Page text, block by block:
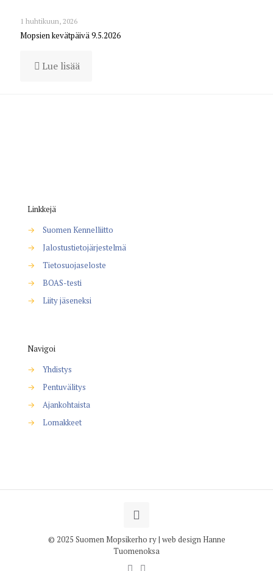
1 huhtikuun, 2026
Mopsien kevätpäivä 9.5.2026
Lue lisää
Linkkejä
→
Suomen Kennelliitto
→
Jalostustietojärjestelmä
→
Tietosuojaseloste
→
BOAS-testi
→
Liity jäseneksi
Navigoi
→
Yhdistys
→
Pentuvälitys
→
Ajankohtaista
→
Lomakkeet
© 2025 Suomen Mopsikerho ry | web design Hanne
Tuomenoksa